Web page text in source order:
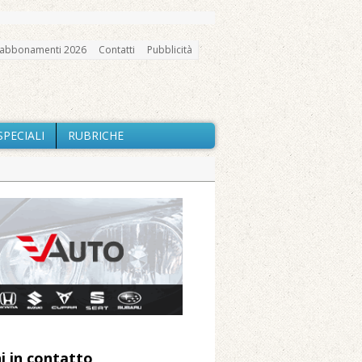
2026 Contatti Pubblicità
RUBRICHE
e chiusi tutti i sentieri
Barone